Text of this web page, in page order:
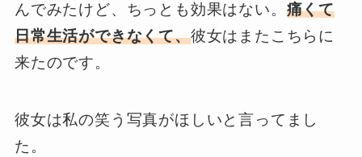
んでみたけど、ちっとも効果はない。 痛くて
日常生活ができなくて、彼女はまたこちらに
来たのです。
彼女は私の笑う写真がほしいと言ってまし
た。